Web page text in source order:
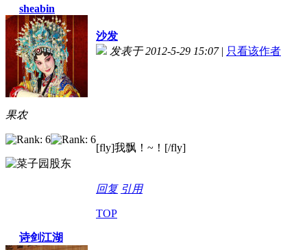
sheabin
果农
沙发
发表于 2012-5-29 15:07| 只看该作者
[fly]我飘！~！[/fly]
回复 引用
TOP
诗剑江湖